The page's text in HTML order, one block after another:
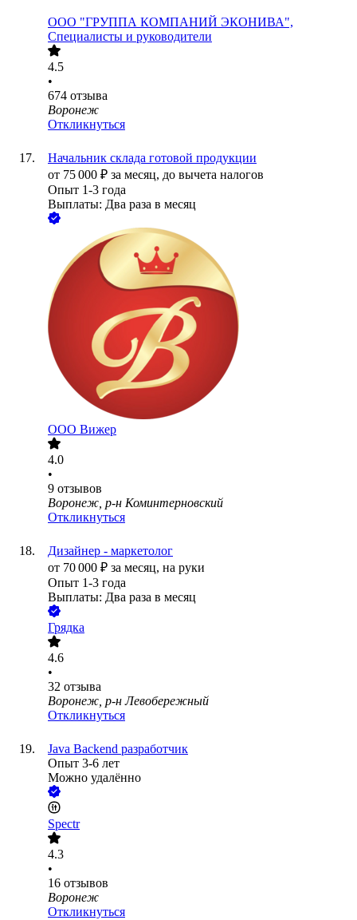
ООО "ГРУППА КОМПАНИЙ ЭКОНИВА",
Специалисты и руководители
4.5
•
674 отзыва
Воронеж
Откликнуться
Начальник склада готовой продукции
от 75 000 ₽ за месяц, до вычета налогов
Опыт 1-3 года
Выплаты: Два раза в месяц
ООО Вижер
4.0
•
9 отзывов
Воронеж, р-н Коминтерновский
Откликнуться
Дизайнер - маркетолог
от 70 000 ₽ за месяц, на руки
Опыт 1-3 года
Выплаты: Два раза в месяц
Грядка
4.6
•
32 отзыва
Воронеж, р-н Левобережный
Откликнуться
Java Backend разработчик
Опыт 3-6 лет
Можно удалённо
Spectr
4.3
•
16 отзывов
Воронеж
Откликнуться